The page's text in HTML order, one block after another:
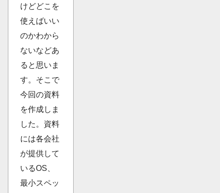
けどどこを
使えばいい
のかわから
ないなどあ
ると思いま
す。そこで
今回の資料
を作成しま
した。資料
には各会社
が提供して
いるOS、
最小スペッ